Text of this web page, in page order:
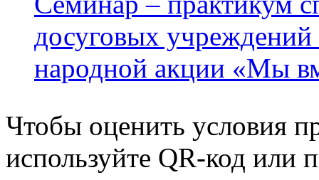
досуговых
народной акции «Мы
Чтобы оценить условия
используйте QR-код или